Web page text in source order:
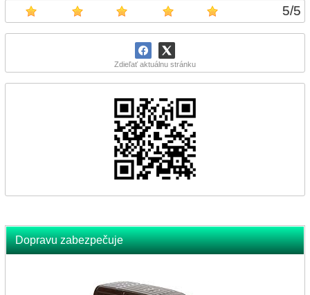
5/5
Zdieľať aktuálnu stránku
Dopravu zabezpečuje